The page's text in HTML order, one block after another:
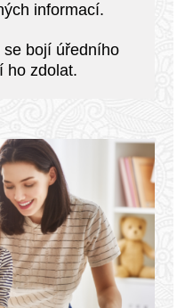
informací.
se bojí úředního
ho zdolat.